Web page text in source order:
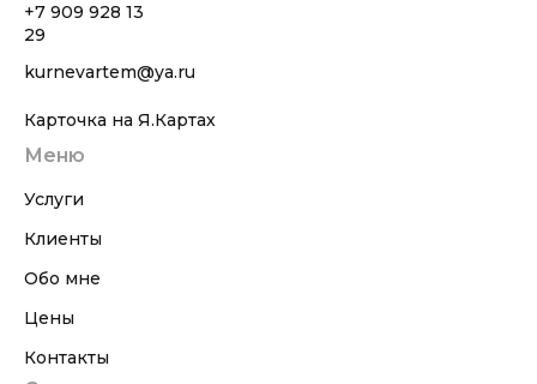
+7 909 928 13
29
kurnevartem@ya.ru
Карточка на Я.Картах
Меню
Услуги
Клиенты
Обо мне
Цены
Контакты